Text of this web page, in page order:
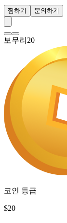
찜하기 문의하기
보무리20
코인 등급
$20